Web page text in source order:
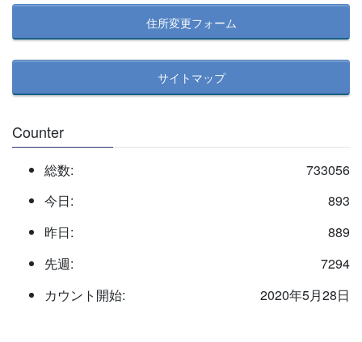
住所変更フォーム
サイトマップ
Counter
733056
総数:
893
今日:
889
昨日:
7294
先週:
2020年5月28日
カウント開始: